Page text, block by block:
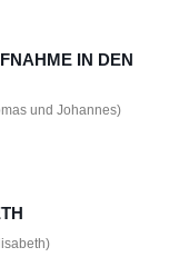
IN DEN
und Johannes)